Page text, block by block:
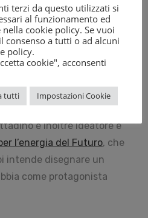
COVID-19 e la relativa crisi
ha promosso il
favore dei consumatori del
un canale di
e operatori del
è inoltre ideatore e
l’energia del Futuro, che
intende disegnare un
come protagonista
terzi da questo utilizzati si
al funzionamento ed
cookie policy. Se vuoi
consenso a tutti o ad alcuni
policy.
cookie", acconsenti
tutti Impostazioni Cookie